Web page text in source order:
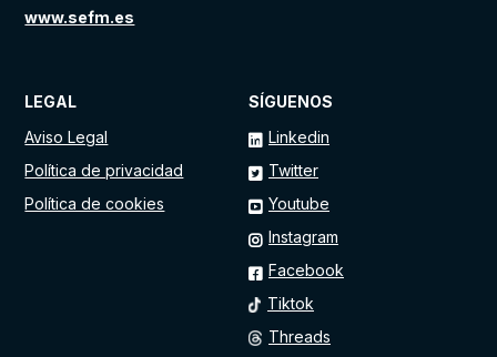
www.sefm.es
SÍGUENOS
Linkedin
Twitter
Youtube
Instagram
Facebook
Tiktok
Threads
LEGAL
Aviso Legal
Política de privacidad
Política de cookies